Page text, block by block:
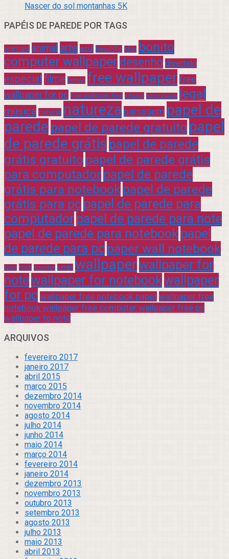
Nascer do sol montanhas 5K
PAPÉIS DE PAREDE POR TAGS
animais animal arte azul beautiful blue bonito
computer wallpaper desenho divertido
especial filme filmes free wallpaper free
wallpaper for pc free wallpaper free infantil interessante legal
música natural natureza paisagem papel de
parede papel de parede gratuito papel
de parede grátis papel de parede
grátis gratuito papel de parede grátis
para computador papel de parede
grátis para notebook papel de parede
grátis para pc papel de parede para
computador papel de parede para note
papel de parede para notebook papel
de parede para pc paper wall notebook
praia rock sucesso verde wallpaperwallpaper for
notewallpaper for notebookwallpaper
for pc wallpaper free notebook paper wallpaper free
notebook wallpaper free computer wallpaper free pc
wallpaper to note
ARQUIVOS
fevereiro 2017
janeiro 2017
abril 2015
março 2015
dezembro 2014
novembro 2014
agosto 2014
julho 2014
junho 2014
maio 2014
março 2014
fevereiro 2014
janeiro 2014
dezembro 2013
novembro 2013
outubro 2013
setembro 2013
agosto 2013
julho 2013
maio 2013
abril 2013